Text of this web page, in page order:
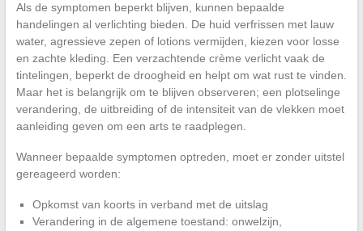
Als de symptomen beperkt blijven, kunnen bepaalde
handelingen al verlichting bieden. De huid verfrissen met lauw
water, agressieve zepen of lotions vermijden, kiezen voor losse
en zachte kleding. Een verzachtende crème verlicht vaak de
tintelingen, beperkt de droogheid en helpt om wat rust te vinden.
Maar het is belangrijk om te blijven observeren; een plotselinge
verandering, de uitbreiding of de intensiteit van de vlekken moet
aanleiding geven om een arts te raadplegen.
Wanneer bepaalde symptomen optreden, moet er zonder uitstel
gereageerd worden:
Opkomst van koorts in verband met de uitslag
Verandering in de algemene toestand: onwelzijn,